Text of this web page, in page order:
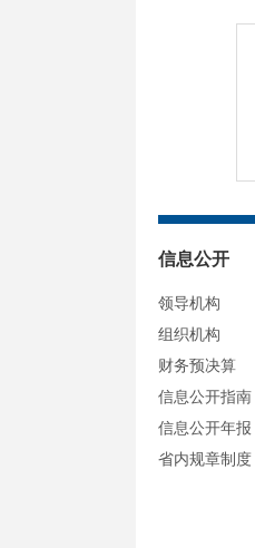
信息公开
领导机构
组织机构
财务预决算
信息公开指南
信息公开年报
省内规章制度